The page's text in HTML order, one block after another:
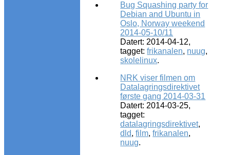
Bug Squashing party for
Debian and Ubuntu in
Oslo, Norway weekend
2014-05-10/11
Datert: 2014-04-12,
tagget:frikanalen, nuug,
skolelinux.
NRK viser filmen om
Datalagringsdirektivet
første gang 2014-03-31
Datert: 2014-03-25,
tagget:
datalagringsdirektivet,
dld,film,frikanalen,
nuug.